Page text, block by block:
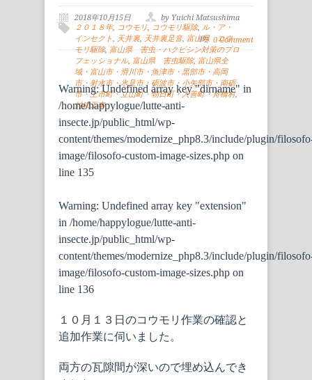
2018年10月15日
by Yuichi Matsushima
２０１８年, コウモリ, コウモリ駆除, ル・ア・
インセクト, 天井裏, 天井裏足音, 富山県 コウ
モリ駆除, 富山県 害虫・ハクビシン対策のプロ
フェッショナル, 富山県 害虫駆除, 富山県全
域・富山市・滑川市・魚津市・黒部市・高岡
市・射水市・氷見市・砺波市・小矢部市・南砺
市・上市町・立山町・朝日町・入善町・舟橋村,
封鎖工事
0 Comment
Warning: Undefined array key "dirname" in
/home/happylogue/lutte-anti-
insecte.jp/public_html/wp-
content/themes/modernize_php8.3/include/plugin/
image/filosofo-custom-image-sizes.php on
line 135
Warning: Undefined array key "extension"
in /home/happylogue/lutte-anti-
insecte.jp/public_html/wp-
content/themes/modernize_php8.3/include/plugin/
image/filosofo-custom-image-sizes.php on
line 136
１０月１３日のコウモリ作業の確認と
追加作業に伺いました。
両方の瓦隙間が深いので埋め込んでき